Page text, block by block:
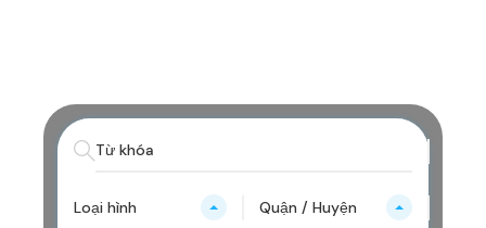
Loại hình Quận / Huyện